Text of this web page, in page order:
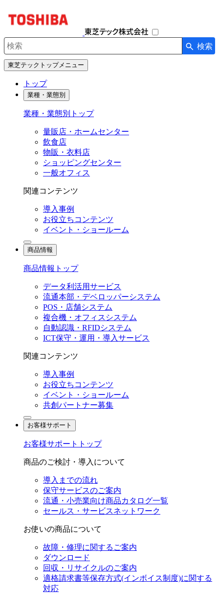
ー
検索キーワード入力 検索
東芝テックトップメニュー
トップ
業種・業態別
業種・業態別トップ
量販店・ホームセンター
飲食店
物販・衣料店
ショッピングセンター
一般オフィス
関連コンテンツ
導入事例
お役立ちコンテンツ
イベント・ショールーム
商品情報
商品情報トップ
データ利活用サービス
流通本部・デベロッパーシステム
POS・店舗システム
複合機・オフィスシステム
自動認識・RFIDシステム
ICT保守・運用・導入サービス
関連コンテンツ
導入事例
お役立ちコンテンツ
イベント・ショールーム
共創パートナー募集
お客様サポート
お客様サポートトップ
商品のご検討・導入について
導入までの流れ
保守サービスのご案内
流通・小売業向け商品カタログ一覧
セールス・サービスネットワーク
お使いの商品について
故障・修理に関するご案内
ダウンロード
回収・リサイクルのご案内
適格請求書等保存方式(インボイス制度)に関する
対応